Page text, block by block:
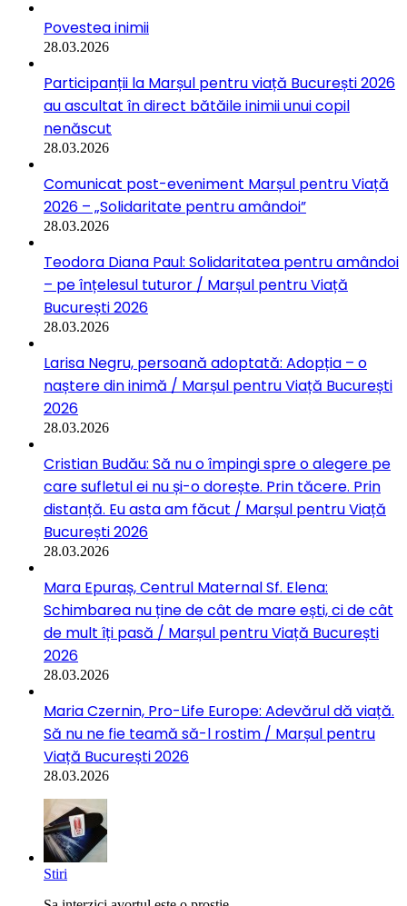
Povestea inimii
28.03.2026
Participanții la Marșul pentru viață București 2026
au ascultat în direct bătăile inimii unui copil
nenăscut
28.03.2026
Comunicat post-eveniment Marșul pentru Viață
2026 – „Solidaritate pentru amândoi”
28.03.2026
Teodora Diana Paul: Solidaritatea pentru amândoi
– pe înțelesul tuturor / Marșul pentru Viață
București 2026
28.03.2026
Larisa Negru, persoană adoptată: Adopția – o
naștere din inimă / Marșul pentru Viață București
2026
28.03.2026
Cristian Budău: Să nu o împingi spre o alegere pe
care sufletul ei nu și-o dorește. Prin tăcere. Prin
distanță. Eu asta am făcut / Marșul pentru Viață
București 2026
28.03.2026
Mara Epuraș, Centrul Maternal Sf. Elena:
Schimbarea nu ține de cât de mare ești, ci de cât
de mult îți pasă / Marșul pentru Viață București
2026
28.03.2026
Maria Czernin, Pro-Life Europe: Adevărul dă viață.
Să nu ne fie teamă să-l rostim / Marșul pentru
Viață București 2026
28.03.2026
Stiri